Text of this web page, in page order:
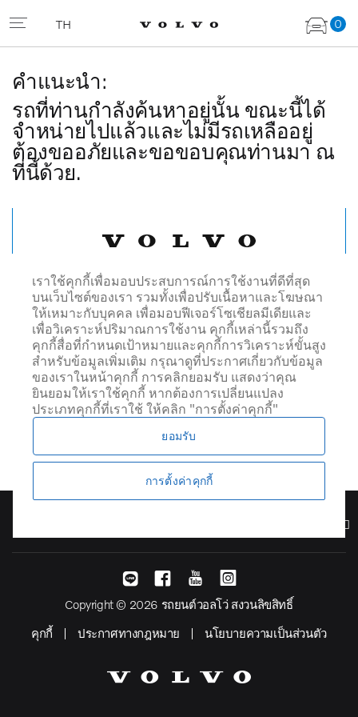
0
TH
คำแนะนำ:
รถที่ท่านกำลังค้นหาอยู่นั้น ขณะนี้ได้
จำหน่ายไปแล้วและไม่มีรถเหลืออยู่
ต้องขออภัยและขอขอบคุณท่านมา ณ
ที่นี้ด้วย.
Copyright © 2026 รถยนต์วอลโว่ สงวนลิขสิทธิ์
คุกกี้
ประกาศทางกฎหมาย นโยบายความเป็นส่วนตัว
เราใช้คุกกี้เพื่อมอบประสบการณ์การใช้งานที่ดีที่สุด
บนเว็บไซต์ของเรา รวมทั้งเพื่อปรับเนื้อหาและโฆษณา
ให้เหมาะกับบุคคล เพื่อมอบฟีเจอร์โซเชียลมีเดียและ
เพื่อวิเคราะห์ปริมาณการใช้งาน คุกกี้เหล่านี้รวมถึง
คุกกี้สื่อที่กำหนดเป้าหมายและคุกกี้การวิเคราะห์ขั้นสูง
สำหรับข้อมูลเพิ่มเติม กรุณาดูที่ประกาศเกี่ยวกับข้อมูล
ของเราในหน้าคุกกี้ การคลิกยอมรับ แสดงว่าคุณ
ยินยอมให้เราใช้คุกกี้ หากต้องการเปลี่ยนแปลง
ประเภทคุกกี้ที่เราใช้ ให้คลิก "การตั้งค่าคุกกี้"
ยอมรับ
การตั้งค่าคุกกี้